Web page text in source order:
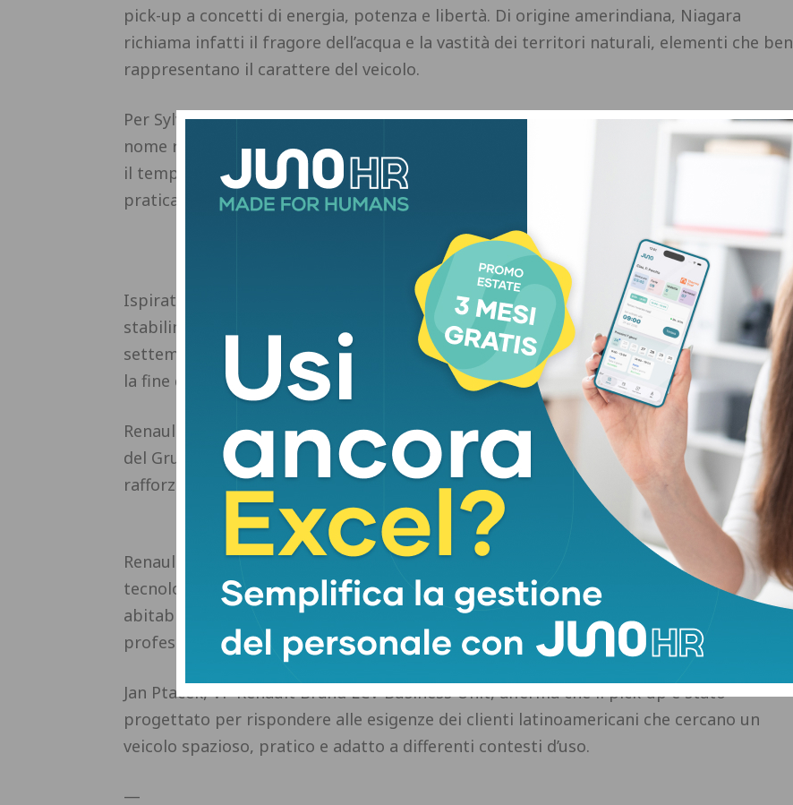
pick-up a concetti di energia, potenza e libertà. Di origine amerindiana, Niagara
richiama infatti il fragore dell’acqua e la vastità dei territori naturali, elementi che ben
rappresentano il carattere del veicolo.
Per Sylvia dos Santos, Responsabile della Strategia Naming del marchio Renault, il
nome racchiude la promessa di un mezzo pensato sia per il lavoro quotidiano sia per
il tempo libero, capace di adattarsi a molteplici utilizzi grazie a un’impostazione
pratica ma al tempo stesso moderna.
Ispirato al Concept svelato nel 2023, il nuovo pick-up sarà assemblato nello
stabilimento Renault di Cordoba, in Argentina, e verrà presentato ufficialmente il 10
settembre 2026. La commercializzazione nei mercati dell’America Latina inizierà entro
la fine dello stesso anno.
Renault punta molto sull’area latino-americana, considerata strategica per la crescita
del Gruppo. Con Niagara, il marchio amplia ulteriormente una gamma recentemente
rafforzata anche dai lanci di Renault Boreal e Renault Kardian.
Renault Niagara nasce con l’obiettivo di coniugare un’estetica possente con contenuti
tecnologici avanzati e una forte attenzione al comfort. Il nuovo pick-up promette
abitabilità generosa, grande versatilità e soluzioni dedicate sia alla mobilità
professionale sia all’utilizzo familiare e ricreativo.
Jan Ptacek, VP Renault Brand LCV Business Unit, afferma che il pick-up è stato
progettato per rispondere alle esigenze dei clienti latinoamericani che cercano un
veicolo spazioso, pratico e adatto a differenti contesti d’uso.
—